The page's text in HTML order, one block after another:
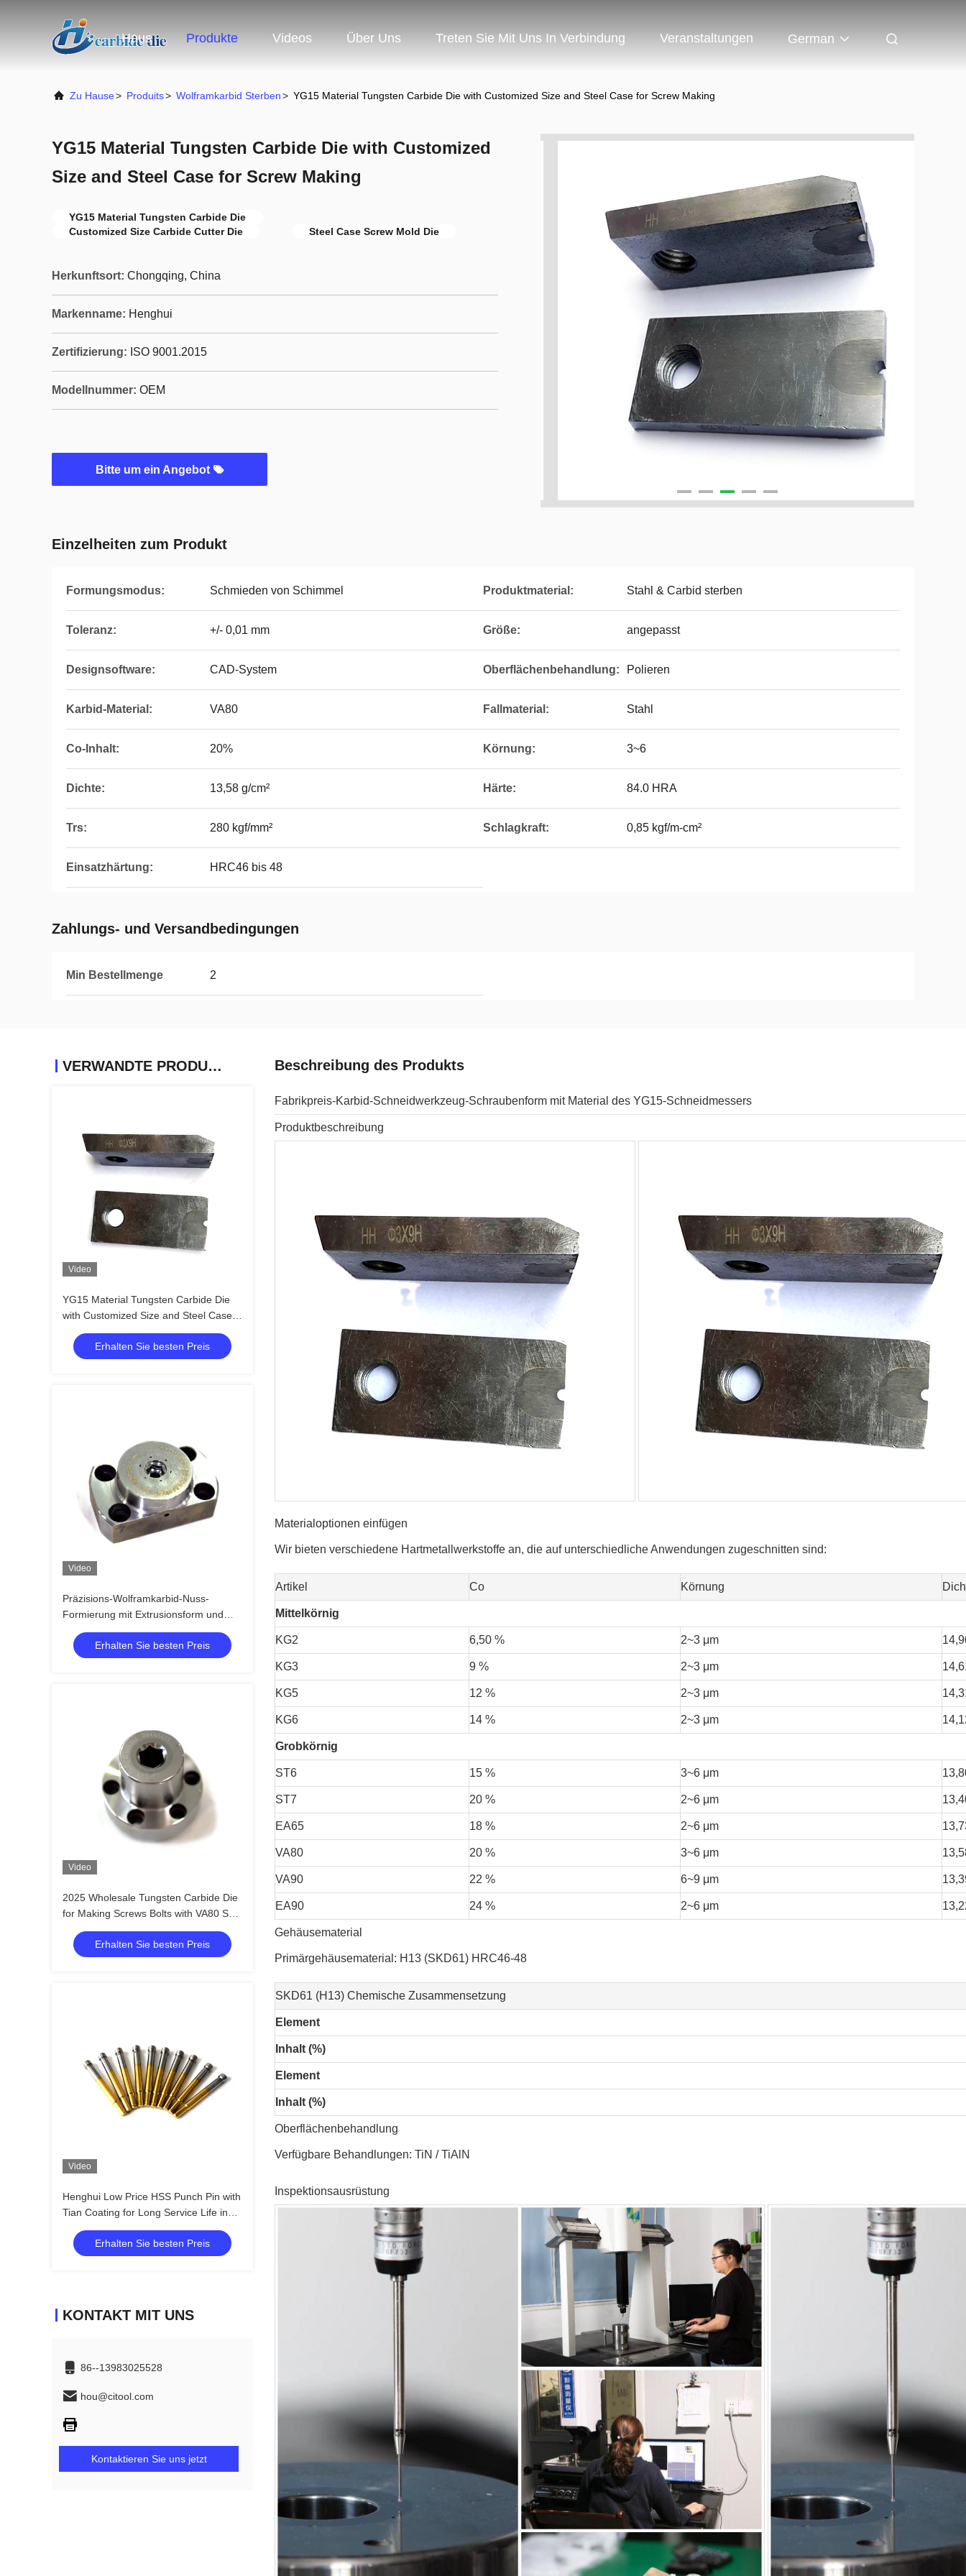
Haus Produkte Videos Über Uns Treten Sie Mit Uns In Verbindung Veranstaltungen German
Zu Hause> Produits> Wolframkarbid Sterben> YG15 Material Tungsten Carbide Die with Customized Size and Steel Case for Screw Making
YG15 Material Tungsten Carbide Die with Customized
Size and Steel Case for Screw Making
YG15 Material Tungsten Carbide Die
Customized Size Carbide Cutter Die
Steel Case Screw Mold Die
Herkunftsort: Chongqing, China
Markenname: Henghui
Zertifizierung: ISO 9001.2015
Modellnummer: OEM
Bitte um ein Angebot
Einzelheiten zum Produkt
Formungsmodus: Schmieden von Schimmel Produktmaterial: Stahl & Carbid sterben
Toleranz: +/- 0,01 mm Größe: angepasst
Designsoftware: CAD-System Oberflächenbehandlung: Polieren
Karbid-Material: VA80 Fallmaterial: Stahl
Co-Inhalt: 20% Körnung: 3~6
Dichte: 13,58 g/cm² Härte: 84.0 HRA
Trs: 280 kgf/mm² Schlagkraft: 0,85 kgf/m-cm²
Einsatzhärtung: HRC46 bis 48
Zahlungs- und Versandbedingungen
Min Bestellmenge 2
VERWANDTE PRODUKTE
Video
YG15 Material Tungsten Carbide Die
with Customized Size and Steel Case
for Screw Making
Erhalten Sie besten Preis
Video
Präzisions-Wolframkarbid-Nuss-
Formierung mit Extrusionsform und
Karbidmaterial für individuelle
Anwendungen
Erhalten Sie besten Preis
Video
2025 Wholesale Tungsten Carbide Die
for Making Screws Bolts with VA80 ST7
ST6 KG5 KG6 Materials and +/-0.01
ToleranceErhalten Sie besten Preis
Video
Henghui Low Price HSS Punch Pin with
Tian Coating for Long Service Life in
Screw Making
Erhalten Sie besten Preis
KONTAKT MIT UNS
86--13983025528
hou@citool.com
Kontaktieren Sie uns jetzt
Beschreibung des Produkts
Fabrikpreis-Karbid-Schneidwerkzeug-Schraubenform mit Material des YG15-Schneidmessers
Produktbeschreibung
Materialoptionen einfügen
Wir bieten verschiedene Hartmetallwerkstoffe an, die auf unterschiedliche Anwendungen zugeschnitten sind:
Artikel Co Körnung
Mittelkörnig
KG2 6,50 % 2~3 μm
KG3 9 % 2~3 μm
KG5 12 % 2~3 μm
KG6 14 % 2~3 μm
Grobkörnig
ST6 15 % 3~6 μm
ST7 20 % 2~6 μm
EA65 18 % 2~6 μm
VA80 20 % 3~6 μm
VA90 22 % 6~9 μm
EA90 24 % 2~6 μm
Gehäusematerial
Primärgehäusematerial: H13 (SKD61) HRC46-48
SKD61 (H13) Chemische Zusammensetzung
Element
Inhalt (%)
Element
Inhalt (%)
Oberflächenbehandlung
Verfügbare Behandlungen: TiN / TiAlN
Inspektionsausrüstung